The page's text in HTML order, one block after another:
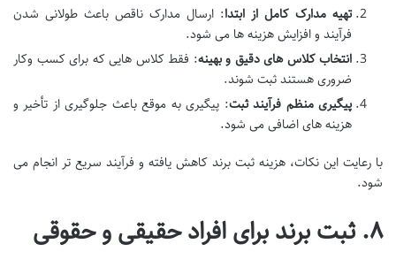
تهیه مدارک کامل از ابتدا: ارسال مدارک ناقص باعث طولانی شدن
فرآیند و افزایش هزینه ها می شود.
انتخاب کلاس های دقیق و بهینه: فقط کلاس هایی که برای کسب وکار
ضروری هستند ثبت شوند.
پیگیری منظم فرآیند ثبت: پیگیری به موقع باعث جلوگیری از تأخیر و
هزینه های اضافی می شود.
با رعایت این نکات، هزینه ثبت برند کاهش یافته و فرآیند سریع تر انجام می
شود.
۸. ثبت برند برای افراد حقیقی و حقوقی